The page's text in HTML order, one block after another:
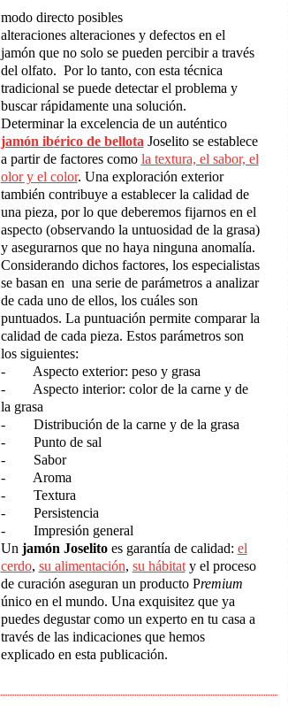
modo directo posibles
alteraciones alteraciones y defectos en el
jamón que no solo se pueden percibir a través
del olfato. Por lo tanto, con esta técnica
tradicional se puede detectar el problema y
buscar rápidamente una solución.
Determinar la excelencia de un auténtico
jamón ibérico de bellota Joselito se establece
a partir de factores como la textura, el sabor, el
olor y el color. Una exploración exterior
también contribuye a establecer la calidad de
una pieza, por lo que deberemos fijarnos en el
aspecto (observando la untuosidad de la grasa)
y asegurarnos que no haya ninguna anomalía.
Considerando dichos factores, los especialistas
se basan en una serie de parámetros a analizar
de cada uno de ellos, los cuáles son
puntuados. La puntuación permite comparar la
calidad de cada pieza. Estos parámetros son
los siguientes:
- Aspecto exterior: peso y grasa
- Aspecto interior: color de la carne y de
la grasa
- Distribución de la carne y de la grasa
- Punto de sal
- Sabor
- Aroma
- Textura
- Persistencia
- Impresión general
Un jamón Joselito es garantía de calidad: el
cerdo, su alimentación, su hábitaty el proceso
de curación aseguran un producto Premium
único en el mundo. Una exquisitez que ya
puedes degustar como un experto en tu casa a
través de las indicaciones que hemos
explicado en esta publicación.